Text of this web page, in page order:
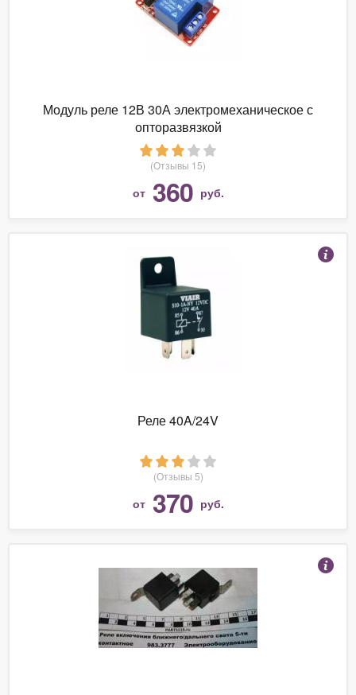
Модуль реле 12В 30А электромеханическое с
опторазвязкой
(Отзывы 15)
от 360 руб.
Реле 40A/24V
(Отзывы 5)
от 370 руб.